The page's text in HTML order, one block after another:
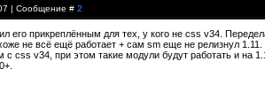
| Сообщение # 2
его прикреплённым для тех, у кого не css v34.
не всё ещё работает + сам sm еще не релизнул
css v34, при этом такие модули будут работать и на